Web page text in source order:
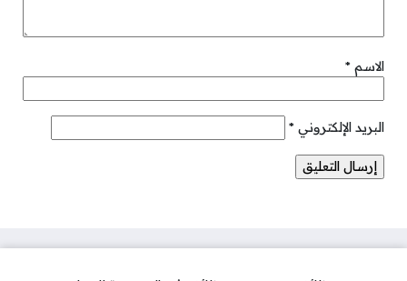
الاسم *
البريد الإلكتروني *